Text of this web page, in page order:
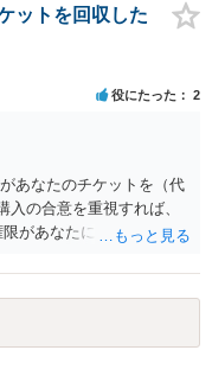
の記載内容から明らかな
連絡し、引き続き訴訟も
らかになったところで、
の受領を促すこともあ
と、実際の本人性が明ら
の請求で代理人弁護士
らかにしないでしょ
）から、相手の住所等の
。 以上、ご参考まで。
ットを回収した
役にたった 2
あなたのチケットを（代
の合意を重視すれば、
があなたにあり、チケッ
一緒に行く」という合意
せん。こちらを重視すれ
く」という結果の実現に
を引き渡すべきといえる